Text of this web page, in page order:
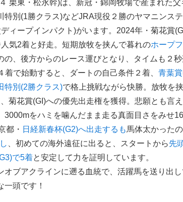
栗東・松永幹)は、新冠・錦岡牧場で産まれた
特別(1勝クラス)などJRA現役２勝のヤマニンス
ィープインパクト)がいます。2024年・菊花賞
気2着と好走。短期放牧を挟んで暮れのホープ
の、後方からのレース運びとなり、タイムも２
着で始動すると、ダートの自己条件２着、 青葉
特別(2勝クラス)で格上挑戦ながら快勝。放牧を
菊花賞(GI)への優先出走権を獲得。悲願とも言
3000mをハミを噛んだまま走る真面目さをみせ
都・ 日経新春杯(G2)へ出走するも馬体太かった
、初めての海外遠征に出ると、スタートから先
で5着と安定して力を証明しています。
オブアクラインに遡る血統で、活躍馬を送り出
頭です！